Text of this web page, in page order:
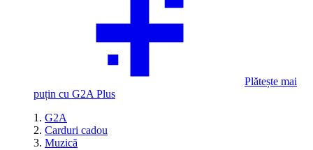
Plătește mai
puțin cu G2A Plus
G2A
Carduri cadou
Muzică